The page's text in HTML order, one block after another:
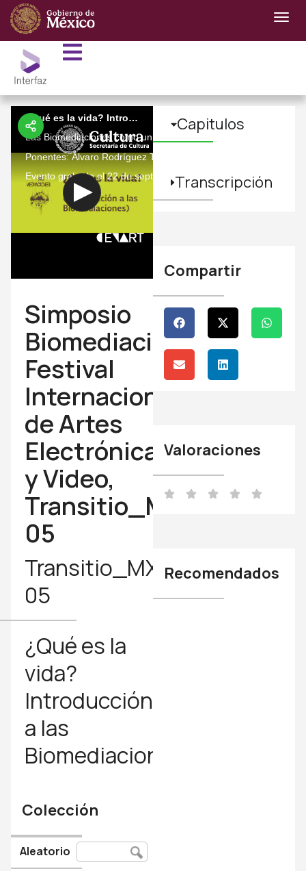
¿Qué es la vida? Introducción a las Biomediaciones
Las Biomediaciones como un ecosistema abierto en el que
Ponentes: Álvaro Rodríguez Tirado, Monika Bakke, Rodrigo
Evento grabado el 22 de septiembre del 2013.
Simposio
Biomediaciones.
Festival
Internacional
de Artes
Electrónicas
y Video,
Transitio_MX
05
Transitio_MX
05
¿Qué es la
vida?
Introducción
a las
Biomediaciones
Colección
Aleatorio
Capitulos
Transcripción
Compartir
Valoraciones
Recomendados